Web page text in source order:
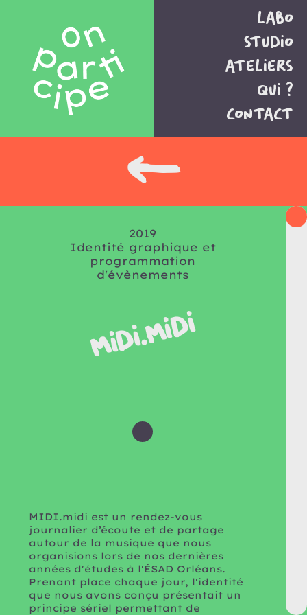
Labo
Studio
Ateliers
Qui ?
Contact
￩
2019
Identité graphique et
programmation
d'évènements
MIDI.midi
MIDI.midi est un rendez‐vous
journalier d’écoute et de partage
autour de la musique que nous
organisions lors de nos dernières
années d'études à l'ÉSAD Orléans.
Prenant place chaque jour, l'identité
que nous avons conçu présentait un
principe sériel permettant de